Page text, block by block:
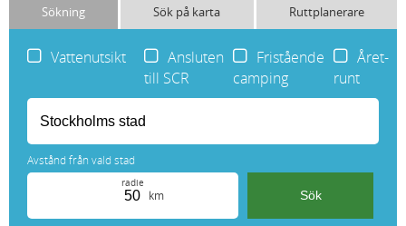
Sökning Sök på karta Ruttplanerare
Vattenutsikt
Ansluten
till SCR
Fristående
camping
Året-
runt
Avstånd från vald stad
radie
km